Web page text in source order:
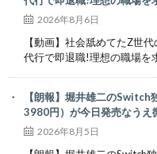
2026年8月6日
【動画】社会舐めてたZ世
代行で即退職!理想の職場を
【朗報】堀井雄二の
3980円）が今日発売なうえ
2026年8月5日